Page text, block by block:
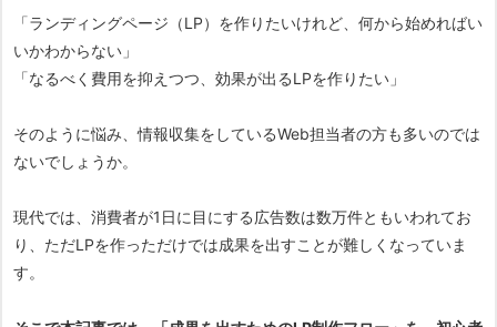
「ランディングページ（LP）を作りたいけれど、何から始めればい
いかわからない」
「なるべく費用を抑えつつ、効果が出るLPを作りたい」
そのように悩み、情報収集をしているWeb担当者の方も多いのでは
ないでしょうか。
現代では、消費者が1日に目にする広告数は数万件ともいわれてお
り、ただLPを作っただけでは成果を出すことが難しくなっていま
す。